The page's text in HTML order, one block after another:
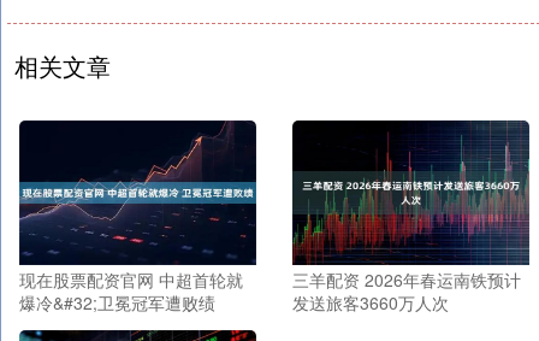
相关文章
现在股票配资官网 中超首轮就
爆冷&#32;卫冕冠军遭败绩
三羊配资 2026年春运南铁预计
发送旅客3660万人次